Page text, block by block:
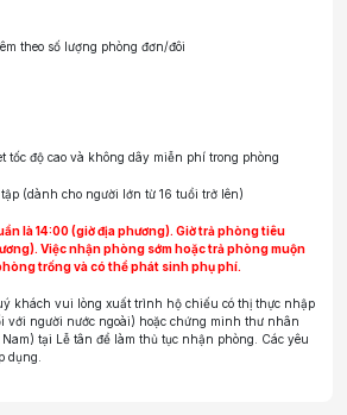
theo số lượng phòng đơn/đôi
tốc độ cao và không dây miễn phí trong phòng
(dành cho người lớn từ 16 tuổi trở lên)
là 14:00 (giờ địa phương). Giờ trả phòng tiêu
Việc nhận phòng sớm hoặc trả phòng muộn
trống và có thể phát sinh phụ phí.
khách vui lòng xuất trình hộ chiếu có thị thực nhập
với người nước ngoài) hoặc chứng minh thư nhân
tại Lễ tân để làm thủ tục nhận phòng. Các yêu
dụng.